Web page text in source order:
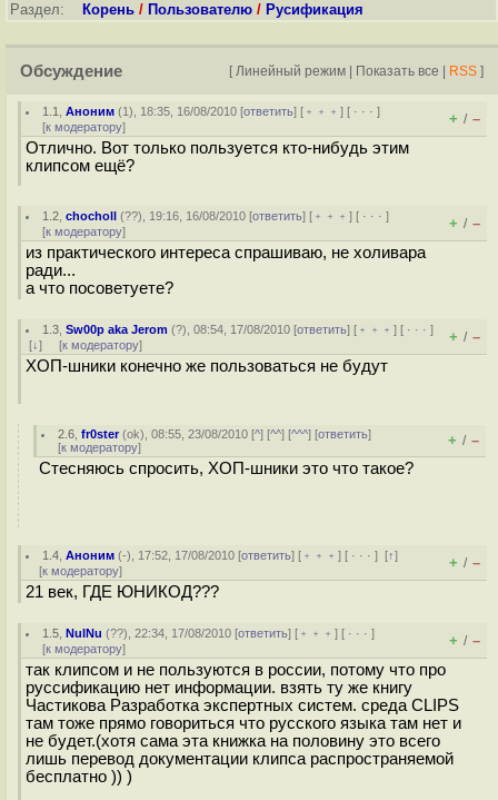
Раздел: Корень / Пользователю / Русификация
Обсуждение [ Линейный режим | Показать все | RSS ]
1.1 ,Аноним (1), 18:35, 16/08/2010 [ответить] [ ﹢﹢﹢] [ · · ·]
[к модератору] + / –
Отлично. Вот только пользуется кто-нибудь этим
клипсом ещё?
1.2 ,chocholl (??), 19:16, 16/08/2010 [ответить] [ ﹢﹢﹢] [ · · ·]
[к модератору] + / –
из практического интереса спрашиваю, не холивара
ради...
а что посоветуете?
1.3 ,Sw00p aka Jerom (?), 08:54, 17/08/2010 [ответить] [ ﹢﹢﹢] [ · · ·]
[↓] [к модератору] + / –
ХОП-шники конечно же пользоваться не будут
2.6 ,fr0ster(ok), 08:55, 23/08/2010 [^] [^^] [^^^] [ответить]
[к модератору] + / –
Стесняюсь спросить, ХОП-шники это что такое?
1.4 ,Аноним (-), 17:52, 17/08/2010 [ответить] [ ﹢﹢﹢] [ · · ·][↑]
[к модератору] + / –
21 век, ГДЕ ЮНИКОД???
1.5 ,NuINu (??), 22:34, 17/08/2010 [ответить] [ ﹢﹢﹢] [ · · ·]
[к модератору] + / –
так клипсом и не пользуются в россии, потому что про
руссификацию нет информации. взять ту же книгу
Частикова Разработка экспертных систем. среда CLIPS
там тоже прямо говориться что русского языка там нет и
не будет.(хотя сама эта книжка на половину это всего
лишь перевод документации клипса распространяемой
бесплатно )) )